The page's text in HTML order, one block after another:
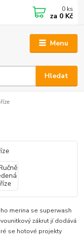
Menu
Hledat
0 ks
za 0 Kč
merina se superwash
zákrut jí dodává
se hotové projekty